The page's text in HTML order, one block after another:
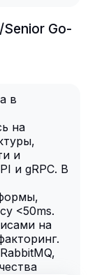
Go-
в
на
и
и gRPC. В
<50ms.
на